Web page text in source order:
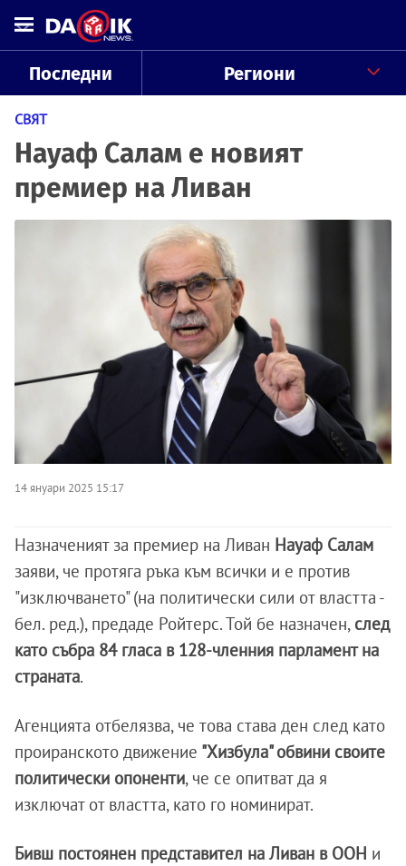
Последни Региони
СВЯТ
Науаф Салам е новият
премиер на Ливан
14 януари 2025 15:17
Назначеният за премиер на Ливан Науаф Салам
заяви, че протяга ръка към всички и е против
"изключването" (на политически сили от властта -
бел. ред.), предаде Ройтерс. Той бе назначен, след
като събра 84 гласа в 128-членния парламент на
страната.
Агенцията отбелязва, че това става ден след като
проиранското движение "Хизбула" обвини своите
политически опоненти, че се опитват да я
изключат от властта, като го номинират.
Бивш постоянен представител на Ливан в ООН и